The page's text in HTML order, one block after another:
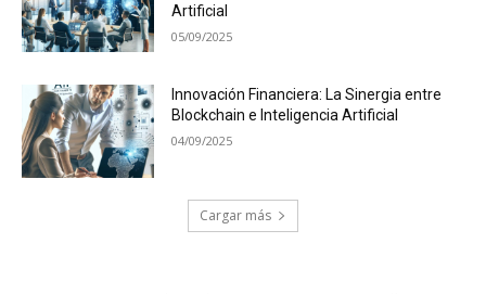
Artificial
05/09/2025
Innovación Financiera: La Sinergia entre
Blockchain e Inteligencia Artificial
04/09/2025
Cargar más